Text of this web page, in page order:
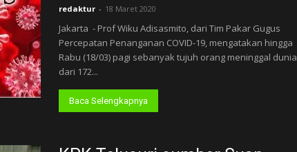
redaktur - 18 Maret 2020
Jakarta - Prof Wiku Adisasmito, dari Tim Pakar Gugus
Percepatan Penanganan COVID-19, mengatakan hingga
Rabu (18/03) pagi sebanyak tujuh orang meninggal dunia
dari 172...
Baca Selengkapnya